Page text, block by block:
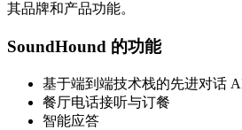
其品牌和产品功能。
SoundHound 的功能
基于端到端技术栈的先进对话
餐厅电话接听与订餐
智能应答